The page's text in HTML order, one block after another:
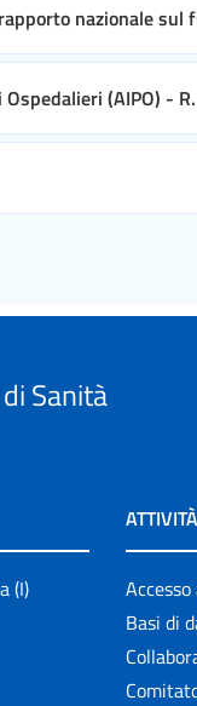
nazionale
(AIPO) -
Sanità
(I)
ATTIVITÀ
Basi di